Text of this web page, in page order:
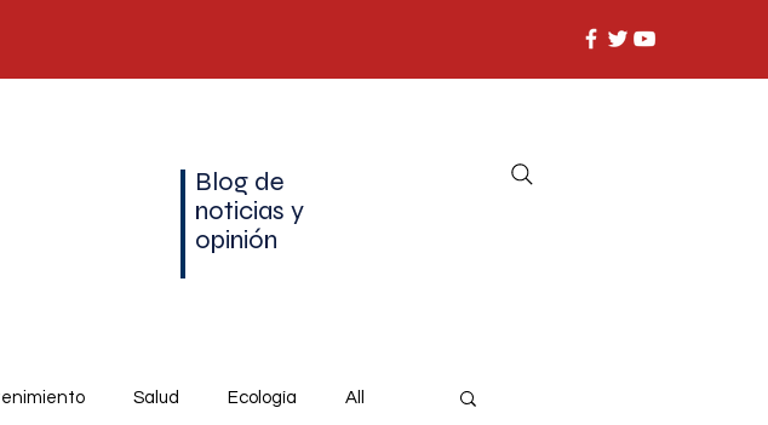
Blog de
noticias y
opinión
Salud Ecología All